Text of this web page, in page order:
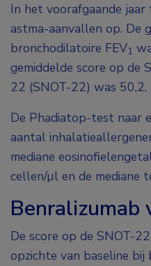
In het voorafgaande jaar
astma-aanvallen op. De
bronchodilatoire FEV1
gemiddelde score op de
22 (SNOT-22) was 50,2.
De Phadiatop-test naar
aantal
mediane
cellen/µl en de mediane
Benralizumab
De score op de SNOT-
opzichte van baseline bij